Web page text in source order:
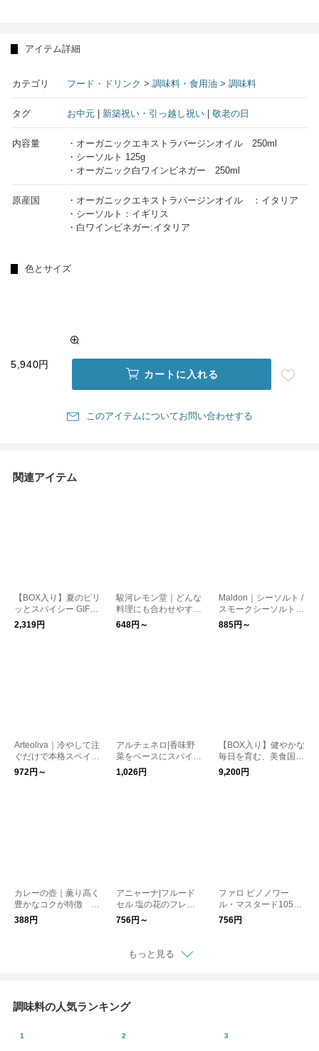
アイテム詳細
カテゴリ フード・ドリンク > 調味料・食用油 > 調味料
タグ お中元 新築祝い・引っ越し祝い 敬老の日
内容量
・オーガニックエキストラバージンオイル 250ml
・シーソルト 125g
・オーガニック白ワインビネガー 250ml
原産国
・オーガニックエキストラバージンオイル ：イタリア
・シーソルト：イギリス
・白ワインビネガー:イタリア
色とサイズ
5,940円
カートに入れる
このアイテムについてお問い合わせする
関連アイテム
【BOX入り】夏のピリ
ッとスパイシー GIFT
セット mini
2,319円
駿河レモン堂｜どんな
料理にも合わせやす
い！塩レモン 100g ku
rashisha お中元
648円～
Maldon｜シーソルト /
スモークシーソルト「
英国王御用達 」世界
の有名シェフが指名す
885円～
Arteoliva｜冷やして注
ぐだけで本格スペイン
スープが完成 ガスパ
チョ kurashisha 夏
972円～
アルチェネロ|香味野
菜をベースにスパイス
を効かせた 有機野菜
ブイヨン・パウダータ
1,026円
【BOX入り】健やかな
毎日を育む、美食国の
ハーモニーギフト お
祝い 父の日 お中
9,200円
カレーの壺｜薫り高く
豊かなコクが特徴 コ
コナッツミルク 200ml
388円
アニャーナ|フルード
セル 塩の花のフレー
ク 150g ソルトフロム
ザスプリング 泉の岩
756円～
ファロ ピノノワー
ル・マスタード105g
kurashisha
756円
もっと見る
調味料の人気ランキング